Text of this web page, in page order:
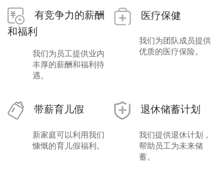
有竞争力的薪酬
和福利
我们为员工提供业内
丰厚的薪酬和福利待
遇。
医疗保健
我们为团队成员提供
优质的医疗保险。
带薪育儿假
新家庭可以利用我们
慷慨的育儿假福利。
退休储蓄计划
我们提供退休计划，
帮助员工为未来储
蓄。